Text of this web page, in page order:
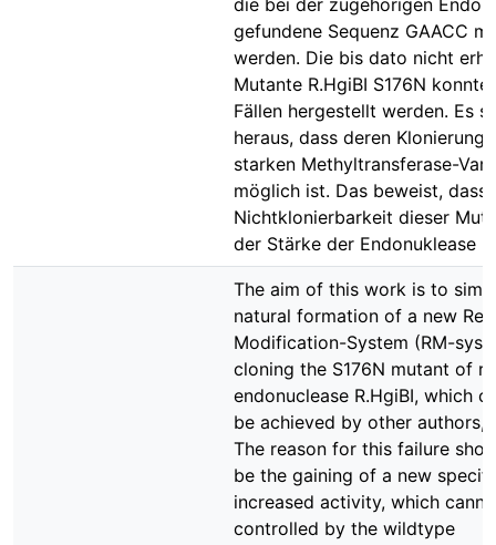
die bei der zugehörigen
gefundene Sequenz GAACC
werden. Die bis dato nicht
Mutante R.HgiBI S176N
Fällen hergestellt werden. Es
heraus, dass deren Klonierung
starken Methyltransferase-
möglich ist. Das beweist, dass
Nichtklonierbarkeit dieser
der Stärke der Endonuklease
The aim of this work is to
natural formation of a new
Modification-System (RM-
cloning the S176N mutant of
endonuclease R.HgiBI, which
be achieved by other authors,
The reason for this failure
be the gaining of a new
increased activity, which
controlled by the wildtype